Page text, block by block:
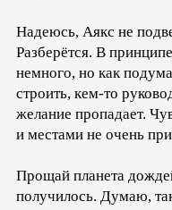
Надеюсь, Аякс не
Разберётся. В
немного, но как
строить, кем-то
желание пропадает.
и местами не очень
Прощай планета
получилось. Думаю,